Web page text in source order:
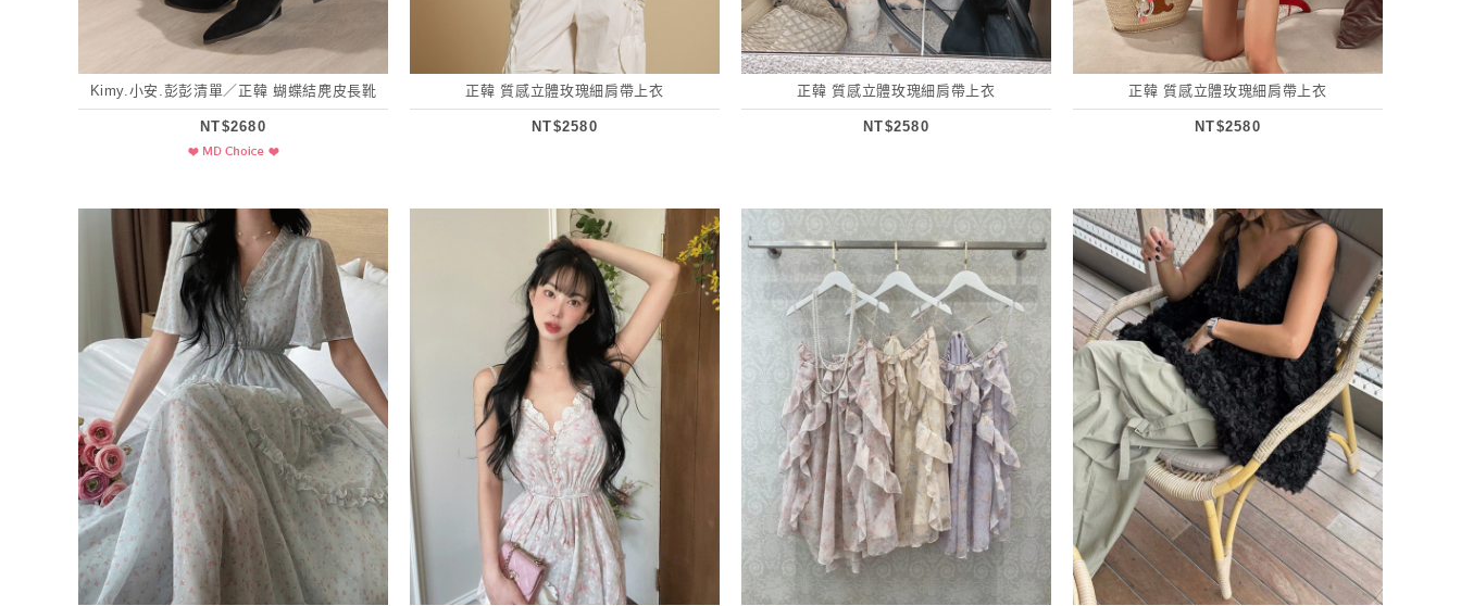
Kimy.小安.彭彭清單／正韓 蝴蝶結麂皮長靴
NT$2680
正韓 質感立體玫瑰細肩帶上衣
NT$2580
正韓 質感立體玫瑰細肩帶上衣
NT$2580
正韓 質感立體玫瑰細肩帶上衣
NT$2580